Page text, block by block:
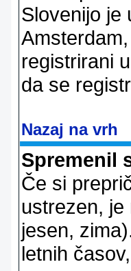
Slovenijo je
registrirani
da se
Nazaj na vrh
Spremenil
Če si
ustrezen, je
jesen,
letnih